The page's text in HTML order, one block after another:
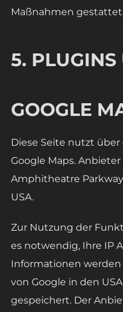
Maßnahmen
5.
GOOGLE
Diese Seite nutzt
Google Maps. Anbieter
Amphitheatre
USA.
Zur Nutzung der
es notwendig, Ihre IP
Informationen werden
von Google in den
gespeichert. Der